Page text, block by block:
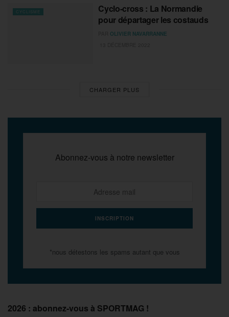
CYCLISME
Cyclo-cross : La Normandie
pour départager les costauds
OLIVIER NAVARRANNE
CHARGER PLUS
Abonnez-vous à notre newsletter
*nous détestons les spams autant que vous
2026 : abonnez-vous à SPORTMAG !